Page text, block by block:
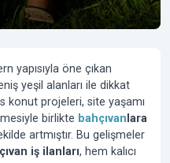
yapısıyla öne çıkan
yeşil alanları ile dikkat
konut projeleri, site yaşamı
birlikte bahçıvan lara
artmıştır. Bu gelişmeler
iş ilanları, hem kalıcı